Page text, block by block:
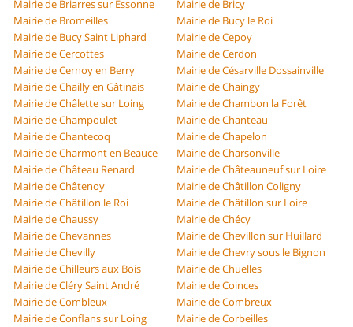
Mairie de Briarres sur Essonne
Mairie de Bricy
Mairie de Bromeilles
Mairie de Bucy le Roi
Mairie de Bucy Saint Liphard
Mairie de Cepoy
Mairie de Cercottes
Mairie de Cerdon
Mairie de Cernoy en Berry
Mairie de Césarville Dossainville
Mairie de Chailly en Gâtinais
Mairie de Chaingy
Mairie de Châlette sur Loing
Mairie de Chambon la Forêt
Mairie de Champoulet
Mairie de Chanteau
Mairie de Chantecoq
Mairie de Chapelon
Mairie de Charmont en Beauce
Mairie de Charsonville
Mairie de Château Renard
Mairie de Châteauneuf sur Loire
Mairie de Châtenoy
Mairie de Châtillon Coligny
Mairie de Châtillon le Roi
Mairie de Châtillon sur Loire
Mairie de Chaussy
Mairie de Chécy
Mairie de Chevannes
Mairie de Chevillon sur Huillard
Mairie de Chevilly
Mairie de Chevry sous le Bignon
Mairie de Chilleurs aux Bois
Mairie de Chuelles
Mairie de Cléry Saint André
Mairie de Coinces
Mairie de Combleux
Mairie de Combreux
Mairie de Conflans sur Loing
Mairie de Corbeilles